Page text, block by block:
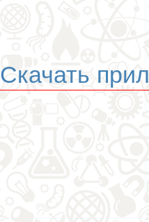
Скачать